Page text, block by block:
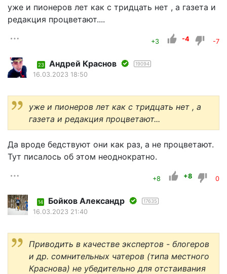
уже и пионеров лет как с тридцать нет , а газета и
редакция процветают....
+3 -4 -7
23 Андрей Краснов 19094
16.03.2023 18:50
уже и пионеров лет как с тридцать нет , а
газета и редакция процветают...
Да вроде бедствуют они как раз, а не процветают.
Тут писалось об этом неоднократно.
+8 +8 0
14 Бойков Александр 17635
16.03.2023 21:40
Приводить в качестве экспертов - блогеров
и др. сомнительных чатеров (типа местного
Краснова) не убедительно для отстаивания